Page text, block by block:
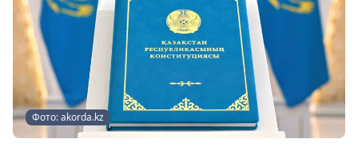
Фото: akorda.kz